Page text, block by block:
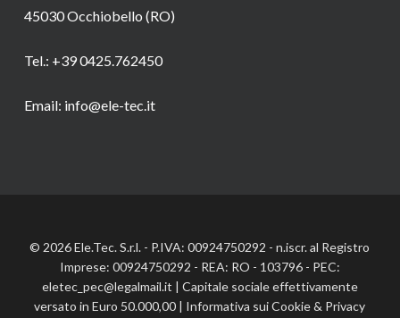
45030 Occhiobello (RO)
Tel.: +39 0425.762450
Email: info@ele-tec.it
© 2026 Ele.Tec. S.r.l. - P.IVA: 00924750292 - n.iscr. al Registro
Imprese: 00924750292 - REA: RO - 103796 - PEC:
eletec_pec@legalmail.it | Capitale sociale effettivamente
versato in Euro 50.000,00 | Informativa sui Cookie& Privacy